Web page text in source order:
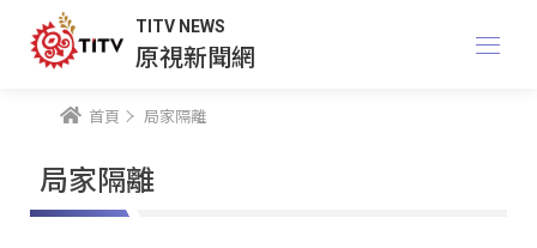
TITV NEWS
原視新聞網
首頁 局家隔離
局家隔離